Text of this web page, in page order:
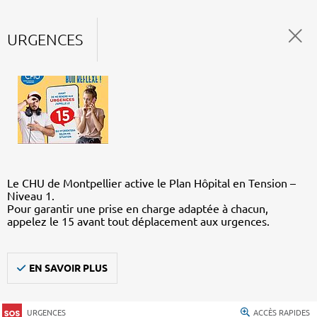
URGENCES
Le CHU de Montpellier active le Plan Hôpital en Tension –
Niveau 1.
Pour garantir une prise en charge adaptée à chacun,
appelez le 15 avant tout déplacement aux urgences.
EN SAVOIR PLUS
URGENCES ACCÈS RAPIDES